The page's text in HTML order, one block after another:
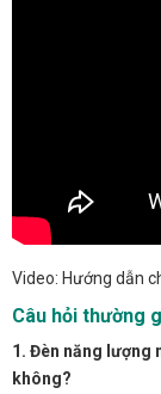
Video: Hướng dẫn
Câu hỏi thường
1. Đèn năng lượng
không?